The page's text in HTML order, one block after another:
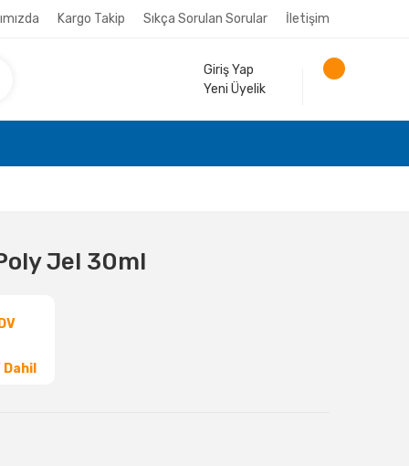
Kargo Takip Sıkça Sorulan Sorular İletişim
Giriş Yap
Yeni Üyelik
Jel 30ml
Dahil